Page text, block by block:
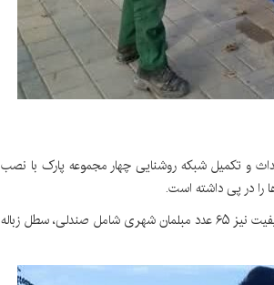
شهرداری منطقه ۴ کرج گفت: احداث و تکمیل شبکه روشنایی چهار مجموعه پارک با نصب
این مسئول اذعان کرد: برای افزایش امکانات رفاهی و ارتقای کیفیت نیز ۶۵ عدد مبلمان شهری شامل صندلی، سطل زباله